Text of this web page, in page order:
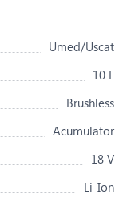
Umed/Uscat
10 L
Brushless
Acumulator
18 V
Li-Ion